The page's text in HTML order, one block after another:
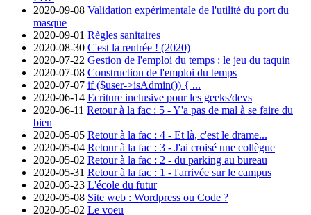
2020-09-08 Validation expérimentale de l'utilité du port du
masque
2020-09-01 Règles sanitaires
2020-08-30 C'est la rentrée ! (2020)
2020-07-22 Gestion de l'emploi du temps : le jeu du taquin
2020-07-08 Construction de l'emploi du temps
2020-07-07 if ($user->isAdmin()) { ...
2020-06-14 Ecriture inclusive pour les geeks/devs
2020-06-11 Retour à la fac : 5 - Y'a pas de mal à se faire du
bien
2020-05-05 Retour à la fac : 4 - Et là, c'est le drame...
2020-05-04 Retour à la fac : 3 - J'ai croisé une collègue
2020-05-02 Retour à la fac : 2 - du parking au bureau
2020-05-31 Retour à la fac : 1 - l'arrivée sur le campus
2020-05-23 L'école du futur
2020-05-08 Site web : Wordpress ou Code ?
2020-05-02 Le voeu